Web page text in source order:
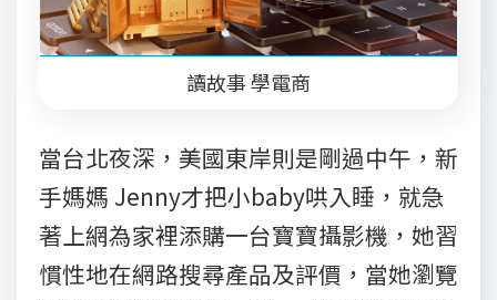
讀故事 學電商
當台北夜深，美國東岸則是剛過中午，新
手媽媽 Jenny才把小baby哄入睡，就急
著上網為家裡添購一台寶寶攝影機，她習
慣性地在網路搜尋產品及評價，當她瀏覽